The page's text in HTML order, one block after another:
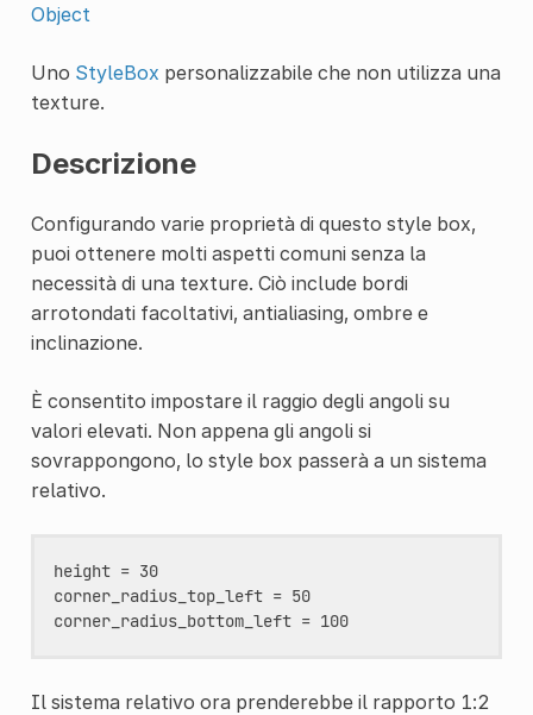
Object
Uno StyleBox personalizzabile che non utilizza una
texture.
Descrizione
Configurando varie proprietà di questo style box,
puoi ottenere molti aspetti comuni senza la
necessità di una texture. Ciò include bordi
arrotondati facoltativi, antialiasing, ombre e
inclinazione.
È consentito impostare il raggio degli angoli su
valori elevati. Non appena gli angoli si
sovrappongono, lo style box passerà a un sistema
relativo.
height = 30
corner_radius_top_left = 50
corner_radius_bottom_left = 100
Il sistema relativo ora prenderebbe il rapporto 1:2